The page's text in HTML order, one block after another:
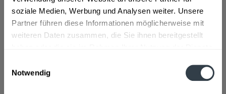
soziale Medien, Werbung und Analysen weiter. Unsere
Partner führen diese Informationen möglicherweise mit
weiteren Daten zusammen, die Sie ihnen bereitgestellt
Notwendig
Beschreibung
mehr
Flaschengröße: